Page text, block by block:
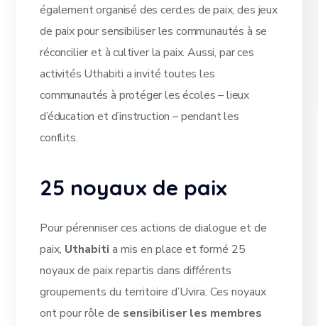
également organisé des cercles de paix, des jeux
de paix pour sensibiliser les communautés à se
réconcilier et à cultiver la paix. Aussi, par ces
activités Uthabiti a invité toutes les
communautés à protéger les écoles – lieux
d’éducation et d’instruction – pendant les
conflits.
25 noyaux de paix
Pour pérenniser ces actions de dialogue et de
paix, Uthabiti a mis en place et formé 25
noyaux de paix repartis dans différents
groupements du territoire d’Uvira. Ces noyaux
ont pour rôle de sensibiliser les membres